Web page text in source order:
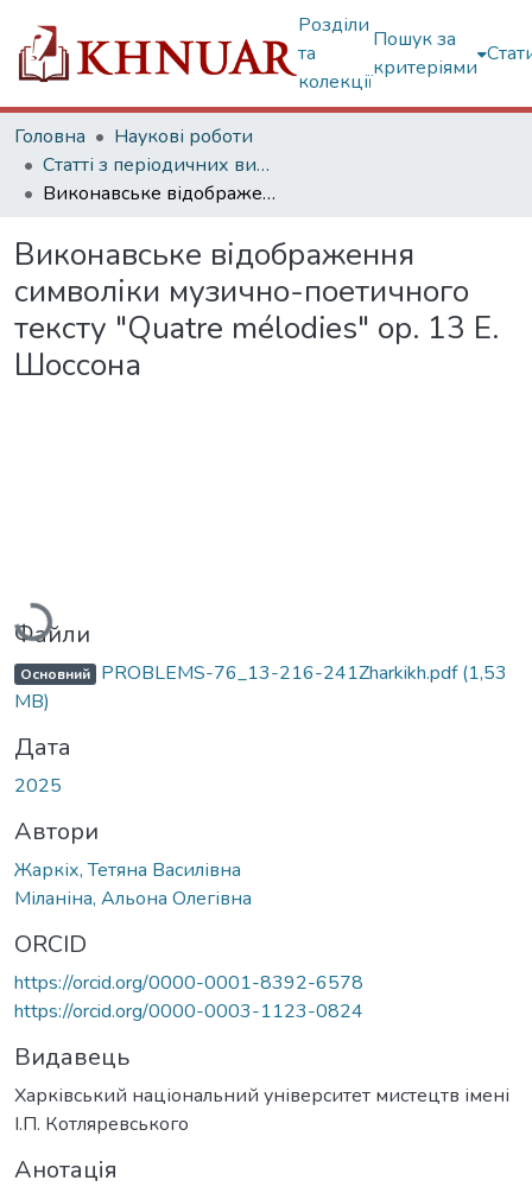
Розділи
та
колекції
Пошук за
критеріями
Головна
Наукові роботи
Статті з періодичних видань
Виконавське відображення символіки музично-поетичного тексту "Quatre mélodies" ор. 13 Е. Шоссона
Виконавське відображення
символіки музично-поетичного
тексту "Quatre mélodies" ор. 13 Е.
Шоссона
Вантажиться...
Файли
Основний PROBLEMS-76_13-216-241Zharkikh.pdf(1,53
MB)
Дата
2025
Автори
Жаркіх, Тетяна Василівна
Міланіна, Альона Олегівна
ORCID
https://orcid.org/0000-0001-8392-6578
https://orcid.org/0000-0003-1123-0824
Видавець
Харківський національний університет мистецтв імені
І.П. Котляревського
Анотація